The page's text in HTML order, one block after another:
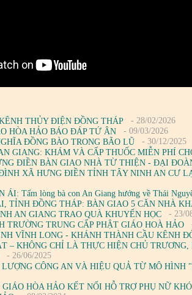
THỦY ĐIỆN ĐỒNG THÁP
- 28/02/2026
HÒA HẢO BÁO ĐÁP TỨ ÂN
- 09/03/2026
ĐỒNG BÀO TRONG BÃO LŨ
- 30/12/2025
GIANG: KHÁM VÀ CẤP THUỐC MIỄN PHÍ
ĐIỀN BÀN GIAO NHÀ TỪ THIỆN - ĐẠI
XÃ HƯNG ĐIỀN TỈNH TÂY NINH AN CƯ
ÁI: Tấm lòng bà con An Giang hướng về Thái
TỈNH ĐỒNG THÁP: BÀN GIAO 5 CĂN NHÀ
AN GIANG TRAO QUÀ KHUYẾN HỌC
- 23/
TRƯỜNG TRUNG CẤP PHẬT GIÁO HOÀ HẢO
VĨNH LONG - KHÁNH THÀNH CẦU KÊNH
– KHÔNG CHỈ LÀ THỰC HIỆN CHỦ
- 26/06/2025
CÔNG AN VÀ HIỆU QUẢ TỪ MÔ
GIÁO HÒA HẢO KẾT NỐI HỖ TRỢ PHỤ NỮ